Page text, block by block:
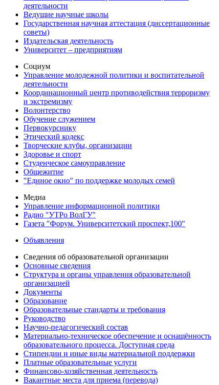
деятельности
Ведущие научные школы
Государственная научная аттестация (диссертационные
советы)
Издательская деятельность
Университет – предприятиям
Социум
Управление молодежной политики и воспитательной
деятельности
Координационный центр противодействия терроризму
и экстремизму
Волонтерство
Обучение служением
Первокурснику
Этический кодекс
Творческие клубы, организации
Здоровье и спорт
Студенческое самоуправление
Общежитие
"Единое окно" по поддержке молодых семей
Медиа
Управление информационной политики
Радио "УТРо ВолГУ"
Газета "Форум. Университетский проспект,100"
Объявления
Сведения об образовательной организации
Основные сведения
Структура и органы управления образовательной
организацией
Документы
Образование
Образовательные стандарты и требования
Руководство
Научно-педагогический состав
Материально-техническое обеспечение и оснащённость
образовательного процесса. Доступная среда
Стипендии и иные виды материальной поддержки
Платные образовательные услуги
Финансово-хозяйственная деятельность
Вакантные места для приема (перевода)